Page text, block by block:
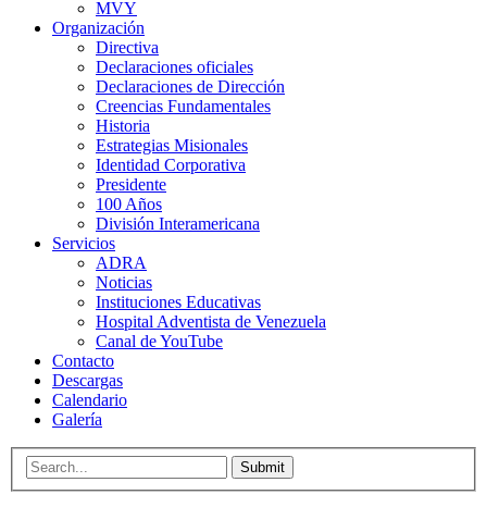
MVY
Organización
Directiva
Declaraciones oficiales
Declaraciones de Dirección
Creencias Fundamentales
Historia
Estrategias Misionales
Identidad Corporativa
Presidente
100 Años
División Interamericana
Servicios
ADRA
Noticias
Instituciones Educativas
Hospital Adventista de Venezuela
Canal de YouTube
Contacto
Descargas
Calendario
Galería
Submit